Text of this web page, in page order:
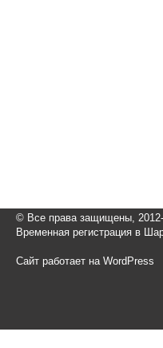
© Все права защищены,
Временная регистрация в
Сайт работает на WordPress